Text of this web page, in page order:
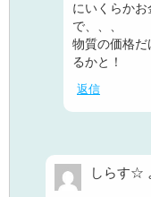
にいくらか
で、、、
物質の価格
るかと！
返信
しらす☆